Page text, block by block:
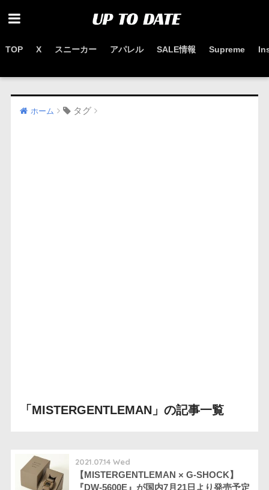
TOP X スニーカー アパレル SALE情報 Supreme
ホーム タグ
「MISTERGENTLEMAN」の記事一覧
2021.07.14 Wed
【MISTERGENTLEMAN × G-SHOCK】
『DW-5600E』が国内7月21日より発売予定